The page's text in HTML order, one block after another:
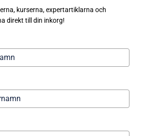
kurserna, expertartiklarna och
direkt till din inkorg!